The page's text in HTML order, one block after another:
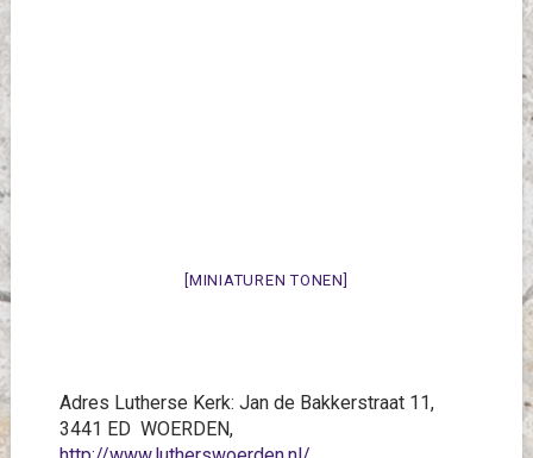
[MINIATUREN TONEN]
Adres Lutherse Kerk: Jan de Bakkerstraat 11,
3441 ED WOERDEN,